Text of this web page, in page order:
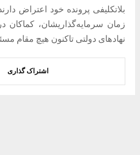
بلاتکلیفی پرونده خود اعتراض
زمان سرمایه‌گذاریشان، کماکان
نهادهای دولتی تاکنون هیچ مقام
اشتراک گذاری